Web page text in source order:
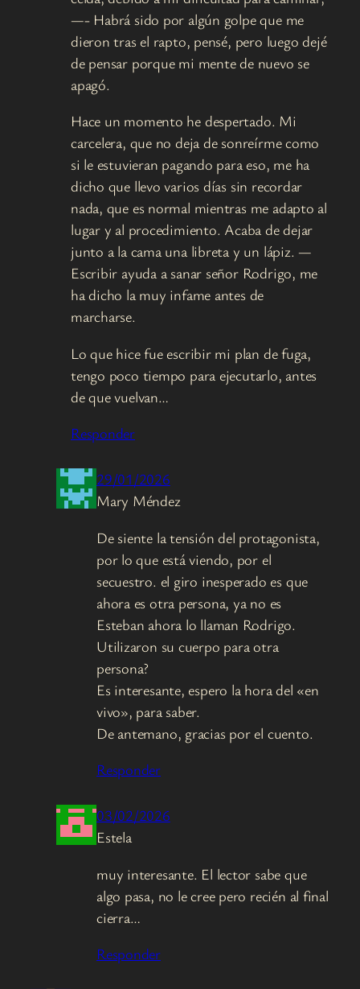
—- Habrá sido por algún golpe que me
dieron tras el rapto, pensé, pero luego dejé
de pensar porque mi mente de nuevo se
apagó.
Hace un momento he despertado. Mi
carcelera, que no deja de sonreírme como
si le estuvieran pagando para eso, me ha
dicho que llevo varios días sin recordar
nada, que es normal mientras me adapto al
lugar y al procedimiento. Acaba de dejar
junto a la cama una libreta y un lápiz. —
Escribir ayuda a sanar señor Rodrigo, me
ha dicho la muy infame antes de
marcharse.
Lo que hice fue escribir mi plan de fuga,
tengo poco tiempo para ejecutarlo, antes
de que vuelvan…
Responder
29/01/2026
Mary Méndez
De siente la tensión del protagonista,
por lo que está viendo, por el
secuestro. el giro inesperado es que
ahora es otra persona, ya no es
Esteban ahora lo llaman Rodrigo.
Utilizaron su cuerpo para otra
persona?
Es interesante, espero la hora del «en
vivo», para saber.
De antemano, gracias por el cuento.
Responder
03/02/2026
Estela
muy interesante. El lector sabe que
algo pasa, no le cree pero recién al final
cierra…
Responder